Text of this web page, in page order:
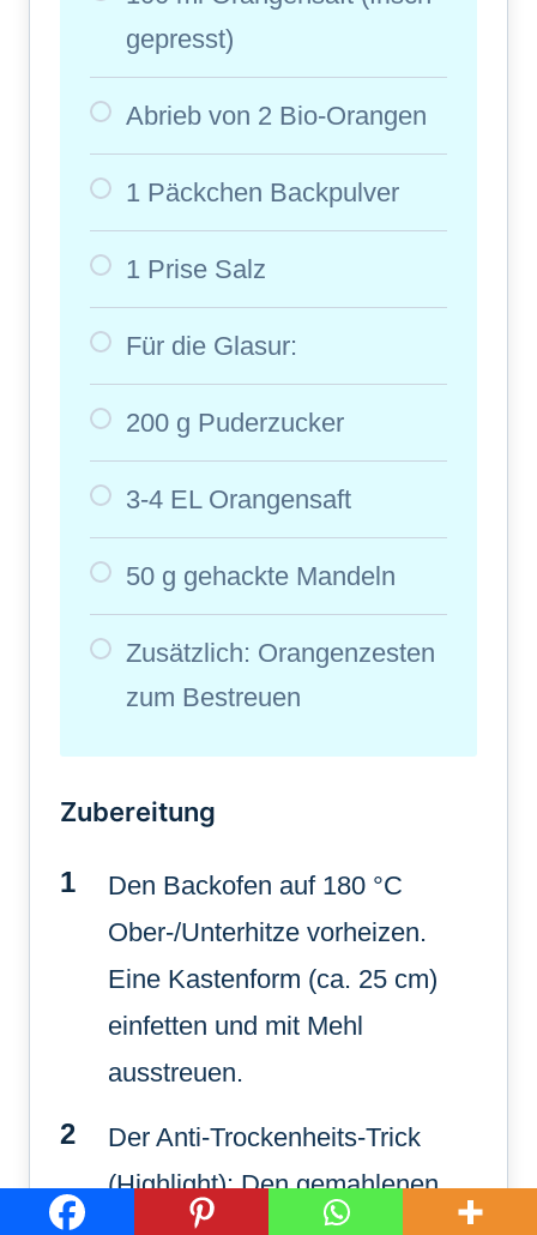
gepresst)
Abrieb von 2 Bio-Orangen
1 Päckchen Backpulver
1 Prise Salz
Für die Glasur:
200 g Puderzucker
3-4 EL Orangensaft
50 g gehackte Mandeln
Zusätzlich: Orangenzesten
zum Bestreuen
Zubereitung
Den Backofen auf 180 °C
Ober-/Unterhitze vorheizen.
Eine Kastenform (ca. 25 cm)
einfetten und mit Mehl
ausstreuen.
Der Anti-Trockenheits-Trick
(Highlight): Den gemahlenen